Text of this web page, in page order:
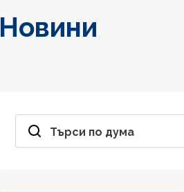
Новини
Търси по дума